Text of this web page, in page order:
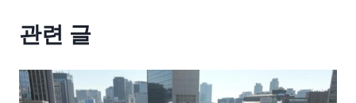
관련 글